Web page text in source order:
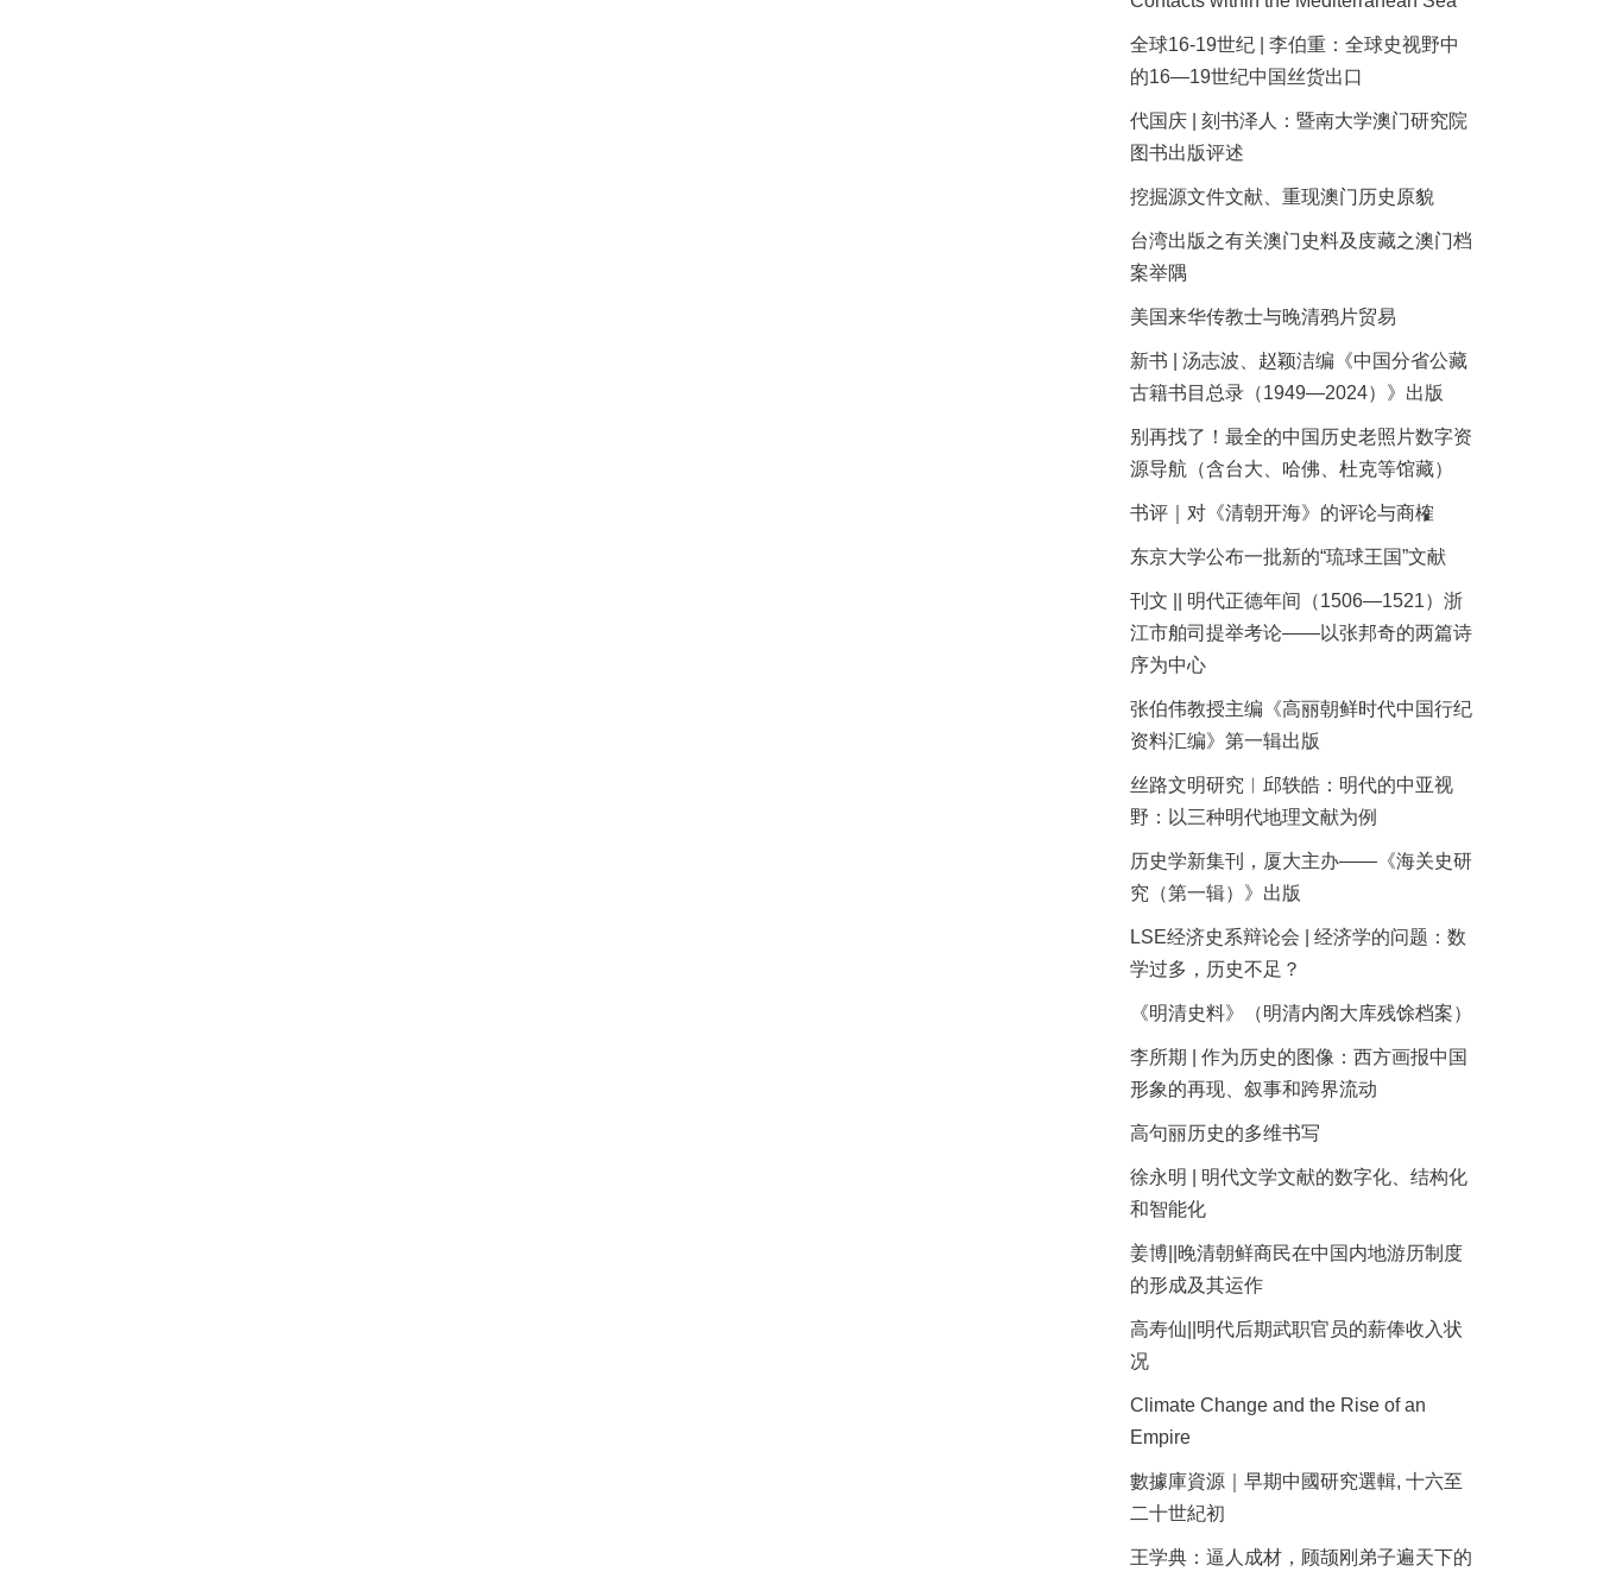
全球16-19世纪 | 李伯重：全球史视野中
的16—19世纪中国丝货出口
代国庆 | 刻书泽人：暨南大学澳门研究院
图书出版评述
挖掘源文件文献、重现澳门历史原貌
台湾出版之有关澳门史料及庋藏之澳门档
案举隅
美国来华传教士与晚清鸦片贸易
新书 | 汤志波、赵颖洁编《中国分省公藏
古籍书目总录（1949—2024）》出版
别再找了！最全的中国历史老照片数字资
源导航（含台大、哈佛、杜克等馆藏）
书评｜对《清朝开海》的评论与商榷
东京大学公布一批新的“琉球王国”文献
刊文 || 明代正德年间（1506—1521）浙
江市舶司提举考论——以张邦奇的两篇诗
序为中心
张伯伟教授主编《高丽朝鲜时代中国行纪
资料汇编》第一辑出版
丝路文明研究︱邱轶皓：明代的中亚视
野：以三种明代地理文献为例
历史学新集刊，厦大主办——《海关史研
究（第一辑）》出版
LSE经济史系辩论会 | 经济学的问题：数
学过多，历史不足？
《明清史料》（明清内阁大库残馀档案）
李所期 | 作为历史的图像：西方画报中国
形象的再现、叙事和跨界流动
高句丽历史的多维书写
徐永明 | 明代文学文献的数字化、结构化
和智能化
姜博||晚清朝鲜商民在中国内地游历制度
的形成及其运作
高寿仙||明代后期武职官员的薪俸收入状
况
Climate Change and the Rise of an
Empire
數據庫資源｜早期中國研究選輯, 十六至
二十世紀初
王学典：逼人成材，顾颉刚弟子遍天下的